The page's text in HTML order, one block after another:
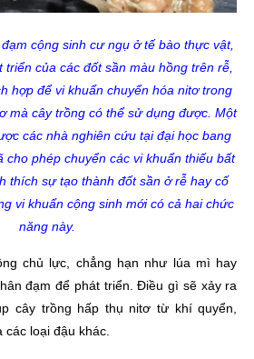
cộng sinh cư ngụ ở tế bào thực vật,
của các đốt sần màu hồng trên rễ,
hợp để vi khuẩn chuyển hóa nitơ trong
mà cây trồng có thể sử dụng được. Một
các nhà nghiên cứu tại đại học bang
cho phép chuyển các vi khuẩn thiếu bất
thích sự tạo thành đốt sần ở rễ hay cố
vi khuẩn cộng sinh mới có cả hai chức
năng này.
chủ lực, chẳng hạn như lúa mì hay
đạm để phát triển. Điều gì sẽ xảy ra
cây trồng hấp thụ nitơ từ khí quyển,
các loại đậu khác.